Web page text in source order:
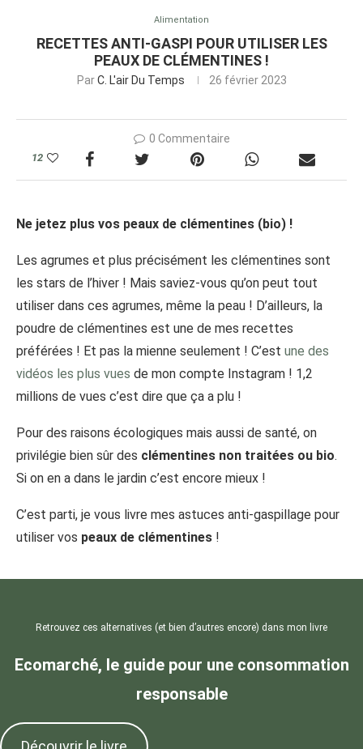
Alimentation
RECETTES ANTI-GASPI POUR UTILISER LES
PEAUX DE CLÉMENTINES !
ParC. L'air Du Temps 26 février 2023
0 Commentaire
12
Ne jetez plus vos peaux de clémentines (bio) !
Les agrumes et plus précisément les clémentines sont
les stars de l’hiver ! Mais saviez-vous qu’on peut tout
utiliser dans ces agrumes, même la peau ! D’ailleurs, la
poudre de clémentines est une de mes recettes
préférées ! Et pas la mienne seulement ! C’est une des
vidéos les plus vues de mon compte Instagram ! 1,2
millions de vues c’est dire que ça a plu !
Pour des raisons écologiques mais aussi de santé, on
privilégie bien sûr des clémentines non traitées ou bio.
Si on en a dans le jardin c’est encore mieux !
C’est parti, je vous livre mes astuces anti-gaspillage pour
utiliser vos peaux de clémentines !
Retrouvez ces alternatives (et bien d’autres encore) dans mon livre
Ecomarché, le guide pour une consommation
responsable